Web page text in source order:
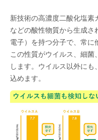
新技術の高濃度二酸化塩素
などの酸性物質から生成
電子）を持つ分子で、常に
この性質がウイルス、細
します。ウイルス以外に
込めます。